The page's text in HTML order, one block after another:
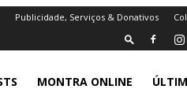
Publicidade, Serviços & Donativos
MONTRA ONLINE